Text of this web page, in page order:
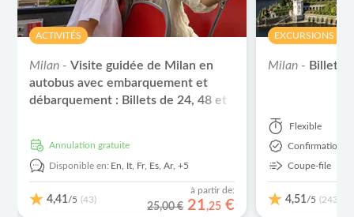
ACTIVITÉS
Milan -Visite guidée de Milan en
autobus avec embarquement et
débarquement : Billets de 24, 48 et
Annulation gratuite
Disponible en: En, It, Fr, Es,Ar,+5
4,41/5 (43)
à partir de:
25,00 € 21,25 €
EXCURSIONS À
Milan - Billets
Flexible
Confirmation
Coupe-file
4,51/5 (243)